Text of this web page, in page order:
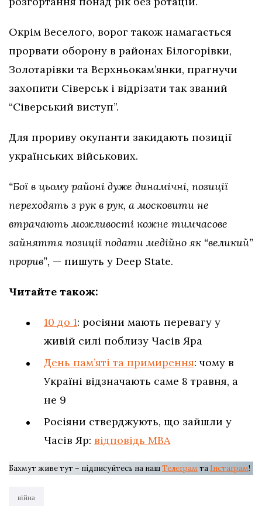
Окрім Веселого, ворог також намагається
прорвати оборону в районах Білогорівки,
Золотарівки та Верхньокам’янки, прагнучи
захопити Сіверськ і відрізати так званий
“Сіверський виступ”.
Для прориву окупанти закидають позиції
українських військових.
“Бої в цьому районі дуже динамічні, позиції
переходять з рук в рук, а московити не
втрачають можливості кожне тимчасове
зайняття позиції подати медійно як “великий”
прорив”, — пишуть у Deep State.
Читайте також:
10 до 1: росіяни мають перевагу у
живій силі поблизу Часів Яра
День пам’яті та примирення: чому в
Україні відзначають саме 8 травня, а
не 9
Росіяни стверджують, що зайшли у
Часів Яр: відповідь МВА
Бахмут живе тут – підписуйтесь на нашТелеграм та Інстаграм!
війна